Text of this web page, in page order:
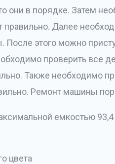
они в порядке. Затем
правильно. Далее
этого можно
проверить все
Также необходимо
Ремонт машины
емкостью 93,4
цвета